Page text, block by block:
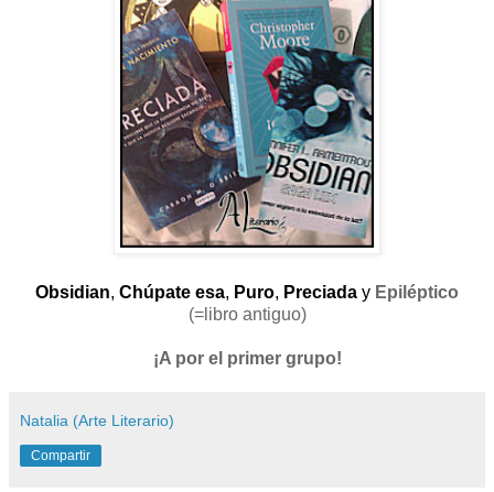
Obsidian, Chúpate esa, Puro, Preciada y Epiléptico
(=libro antiguo)
¡A por el primer grupo!
Natalia (Arte Literario)
Compartir